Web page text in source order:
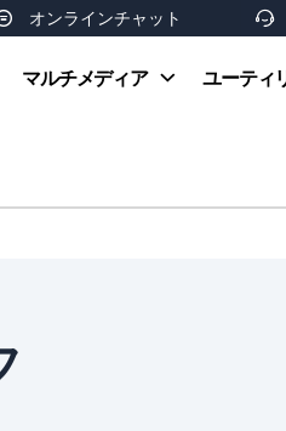
オンラインチャット 
マルチメディア ユーティ